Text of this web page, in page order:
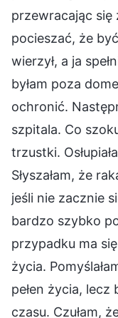
przewracając się
pocieszać, że
wierzył, a ja
byłam poza
ochronić.
szpitala. Co
trzustki.
Słyszałam, że
jeśli nie zacznie
bardzo szybko
przypadku ma
życia.
pełen życia, lecz
czasu. Czułam,